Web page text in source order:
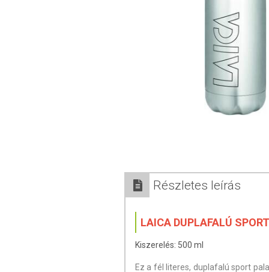
Részletes leírás
LAICA DUPLAFALÚ
Kiszerelés: 500 ml
Ez a fél literes, duplafalú sport